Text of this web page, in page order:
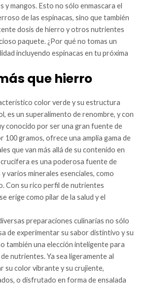
y mangos. Esto no sólo enmascara el
de las espinacas, sino que también
dosis de hierro y otros nutrientes
paquete. ¿Por qué no tomas un
incluyendo espinacas en tu próxima
que hierro
color verde y su estructura
es un superalimento de renombre, y con
conocido por ser una gran fuente de
100 gramos, ofrece una amplia gama de
que van más allá de su contenido en
es una poderosa fuente de
varios minerales esenciales, como
Con su rico perfil de nutrientes
erige como pilar de la salud y el
preparaciones culinarias no sólo
de experimentar su sabor distintivo y su
también una elección inteligente para
nutrientes. Ya sea ligeramente al
su color vibrante y su crujiente,
o disfrutado en forma de ensalada